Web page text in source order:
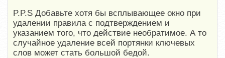
P.P.S Добавьте хотя бы всплывающее окно при
удалении правила с подтверждением и
указанием того, что действие необратимое. А то
случайное удаление всей портянки ключевых
слов может стать большой бедой.